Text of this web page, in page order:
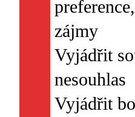
zájmy
Vyjádřit
nesouhlas
Vyjádřit